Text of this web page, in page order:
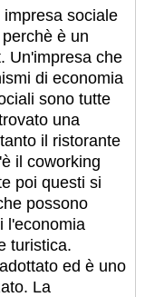
sociale
è un
Un'impresa che
di economia
sono tutte
una
il ristorante
il coworking
poi questi si
possono
l'economia
turistica.
ed è uno
La